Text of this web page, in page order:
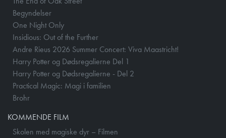
Begyndelser
One Night Only
Insidious: Out of the Further
Andre Rieus 2026 Summer Concert: Viva Maastricht!
Harry Potter og Dødsregalierne Del 1
Harry Potter og Dødsregalierne - Del 2
Practical Magic: Magi i familien
Brohr
KOMMENDE FILM
Skolen med magiske dyr – Filmen